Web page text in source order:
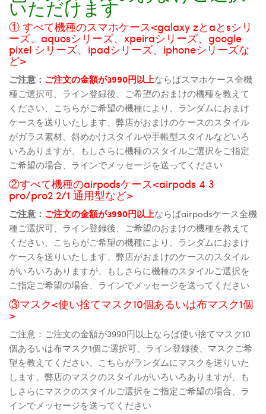
いただけます
① すべて機種のスマホケース<galaxy zとaとsシリ
ーズ、aquosシリーズ、xpeiraシリーズ、google
pixel シリーズ、ipadシリーズ、iphoneシリーズな
ど>
ご注意： ご注文の金額が3990円以上ならばスマホケース全機
種ご選択可、ライン登録後、ご希望のおまけの機種を教えて
ください、こちらがご希望の機種により、ランダムにおまけ
ケースを送りいたします、弊店がおまけのケースのスタイル
がガラス素材、斜めかけスタイルや手帳型スタイルなどいろ
いろありますが、もしさらに機種のスタイルご選択をご指定
ご希望の場合、ラインでメッセージを送ってください
②すべて機種のairpodsケース<airpods 4 3
pro/pro2 2/1 通用型など>
ご注意： ご注文の金額が3990円以上ならばairpodsケース全機
種ご選択可、ライン登録後、ご希望のおまけの機種を教えて
ください、こちらがご希望の機種により、ランダムにおまけ
ケースを送りいたします、弊店がおまけのケースのスタイル
がいろいろありますが、もしさらに機種のスタイルご選択を
ご指定ご希望の場合、ラインでメッセージを送ってください
③マスク<使い捨てマスク10個あるいは布マスク1個
>
ご注意：ご注文の金額が3990円以上ならば使い捨てマスク10
個あるいは布マスク1個ご選択可、ライン登録後、マスクご希
望を教えてください、こちらがランダムにマスクを送りいた
します、弊店のマスクのスタイルがいろいろありますが、も
しさらにマスクのスタイルご選択をご指定ご希望の場合、ラ
インでメッセージを送ってください